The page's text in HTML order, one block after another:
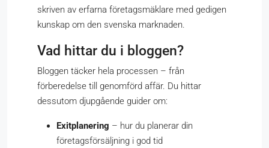
skriven av erfarna företagsmäklare med gedigen
kunskap om den svenska marknaden.
Vad hittar du i bloggen?
Bloggen täcker hela processen – från
förberedelse till genomförd affär. Du hittar
dessutom djupgående guider om:
Exitplanering – hur du planerar din
företagsförsäljning i god tid